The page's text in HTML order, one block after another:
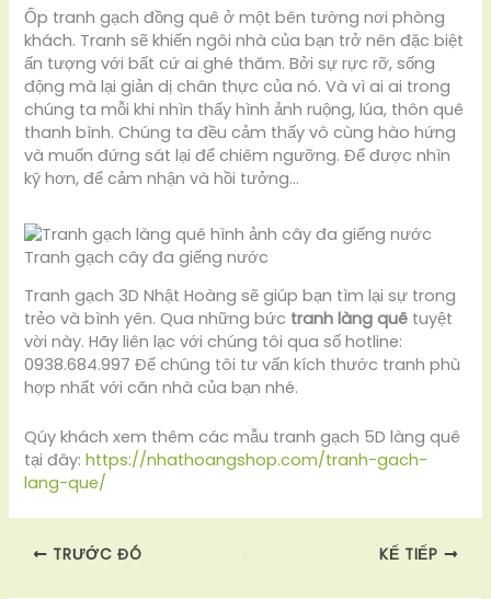
Ốp tranh gạch đồng quê ở một bên tường nơi phòng
khách. Tranh sẽ khiến ngôi nhà của bạn trở nên đặc biệt
ấn tượng với bất cứ ai ghé thăm. Bởi sự rực rỡ, sống
động mà lại giản dị chân thực của nó. Và vì ai ai trong
chúng ta mỗi khi nhìn thấy hình ảnh ruộng, lúa, thôn quê
thanh bình. Chúng ta đều cảm thấy vô cùng hào hứng
và muốn đứng sát lại để chiêm ngưỡng. Để được nhìn
kỹ hơn, để cảm nhận và hồi tưởng…
Tranh gạch cây đa giếng nước
Tranh gạch 3D Nhật Hoàng sẽ giúp bạn tìm lại sự trong
trẻo và bình yên. Qua những bức tranh làng quê tuyệt
vời này. Hãy liên lạc với chúng tôi qua số hotline:
0938.684.997 Để chúng tôi tư vấn kích thước tranh phù
hợp nhất với căn nhà của bạn nhé.
Qúy khách xem thêm các mẫu tranh gạch 5D làng quê
tại đây:https://nhathoangshop.com/tranh-gach-
lang-que/
TRƯỚC ĐÓ KẾ TIẾP